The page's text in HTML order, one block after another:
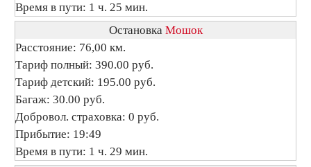
Время в пути: 1 ч. 25 мин.
Остановка Мошок
Расстояние: 76,00 км.
Тариф полный: 390.00 руб.
Тариф детский: 195.00 руб.
Багаж: 30.00 руб.
Добровол. страховка: 0 руб.
Прибытие: 19:49
Время в пути: 1 ч. 29 мин.